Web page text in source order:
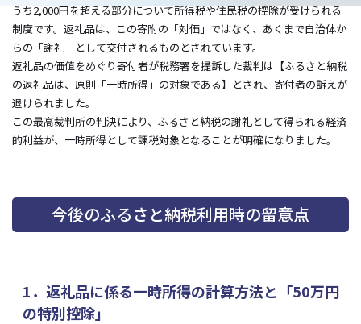
うち2,000円を超える部分について所得税や住民税の控除が受けられる
制度です。返礼品は、この寄附の「対価」ではなく、あくまで自治体か
らの「謝礼」として交付されるものとされています。
返礼品の価値をめぐり寄付者が税務署を提訴した裁判は【ふるさと納税
の返礼品は、原則「一時所得」の対象である】とされ、寄付者の訴えが
退けられました。
この最高裁判所の判決により、ふるさと納税の謝礼として得られる経済
的利益が、一時所得として課税対象となることが明確になりました。
今後のふるさと納税利用時の留意点
1．返礼品に係る一時所得の計算方法と「50万円
の特別控除」